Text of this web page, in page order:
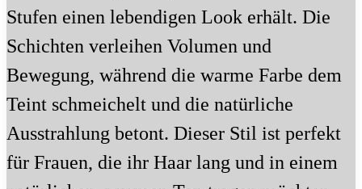
Stufen einen lebendigen Look erhält. Die
Schichten verleihen Volumen und
Bewegung, während die warme Farbe dem
Teint schmeichelt und die natürliche
Ausstrahlung betont. Dieser Stil ist perfekt
für Frauen, die ihr Haar lang und in einem